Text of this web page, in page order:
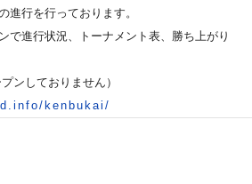
進行を行っております。
で進行状況、トーナメント表、勝ち上がり
ンしておりません）
kenbukai/